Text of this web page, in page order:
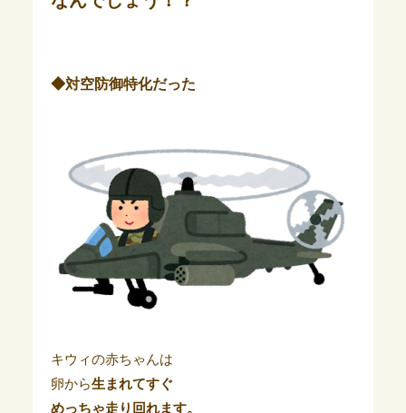
◆対空防御特化だった
キウィの赤ちゃんは
卵から生まれてすぐ
めっちゃ走り回れます。